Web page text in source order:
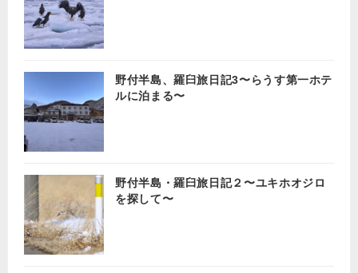
野付半島、羅臼旅日記3〜らうす第一ホテ
ルに泊まる〜
野付半島・羅臼旅日記２〜ユキホオジロ
を探して〜